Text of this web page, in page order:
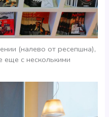
(налево от ресепшна),
еще с несколькими